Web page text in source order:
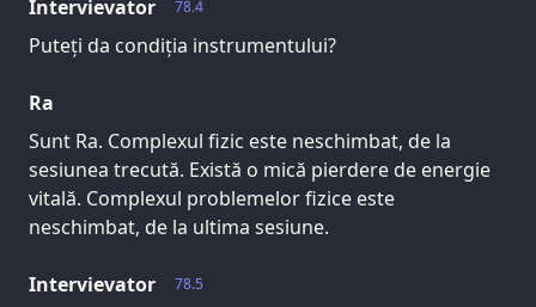
78.4
Intervievator
Puteți da condiția instrumentului?
Ra
Sunt Ra. Complexul fizic este neschimbat, de la
sesiunea trecută. Există o mică pierdere de energie
vitală. Complexul problemelor fizice este
neschimbat, de la ultima sesiune.
78.5
Intervievator